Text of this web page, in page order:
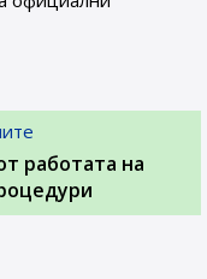
работата на